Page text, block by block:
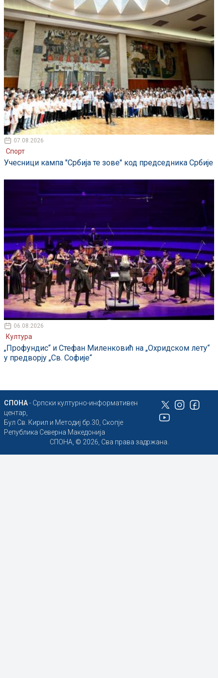
07.08.2026
Спорт
Учесници кампа "Србија те зове" код председника Србије
06.08.2026
Култура
„Профундис“ и Стефан Миленковић на „Охридском лету“
у предворју „Св. Софије“
СПОНА- Српски културно-информативен
центар,
Бул Св. Кирил и Методиј бр.30, Скопје
Република Северна Македонија
СПОНА, © 2026, Сва права задржана.